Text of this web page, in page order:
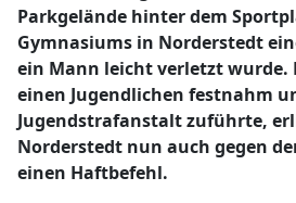
Parkgelände hinter dem
Gymnasiums in Norderstedt
ein Mann leicht verletzt wurde.
einen Jugendlichen festnahm
Jugendstrafanstalt zuführte,
Norderstedt nun auch gegen
einen Haftbefehl.